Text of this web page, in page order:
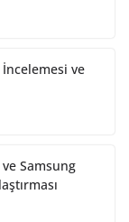
ve
Samsung